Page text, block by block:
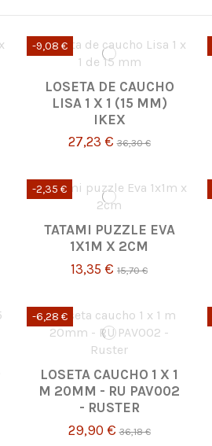
-9,08 €
LOSETA DE CAUCHO
LISA 1 X 1 (15 MM)
IKEX
27,23 €36,30 €
-2,35 €
TATAMI PUZZLE EVA
1X1M X 2CM
13,35 €15,70 €
-6,28 €
LOSETA CAUCHO 1 X 1
M 20MM - RU PAV002
- RUSTER
29,90 €36,18 €